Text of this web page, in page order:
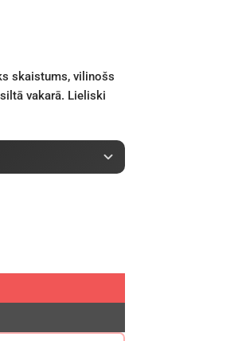
skaistums, vilinošs
vakarā. Lieliski